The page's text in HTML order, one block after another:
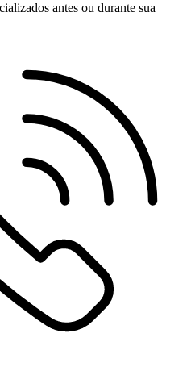
antes ou durante sua